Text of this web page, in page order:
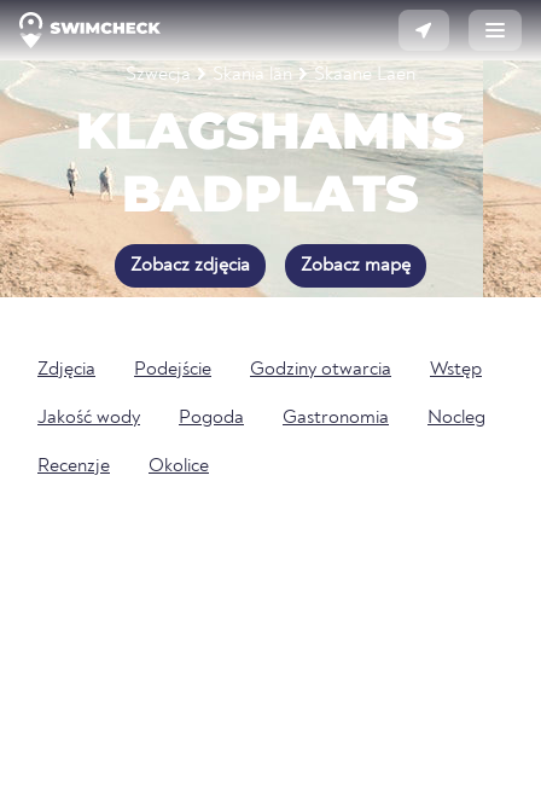
Szwecja Skania län Skaane Laen
KLAGSHAMNS
BADPLATS
Zobacz zdjęcia Zobacz mapę
Zdjęcia Podejście Godziny otwarcia Wstęp
Jakość wody Pogoda Gastronomia Nocleg
Recenzje Okolice